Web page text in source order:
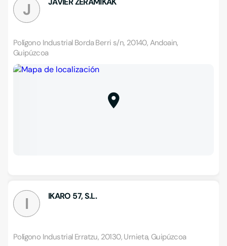
J
Polígono Industrial Borda Berri s/n, 20140, Andoain,
Guipúzcoa
I IKARO 57, S.L.
Polígono Industrial Erratzu, 20130, Urnieta, Guipúzcoa